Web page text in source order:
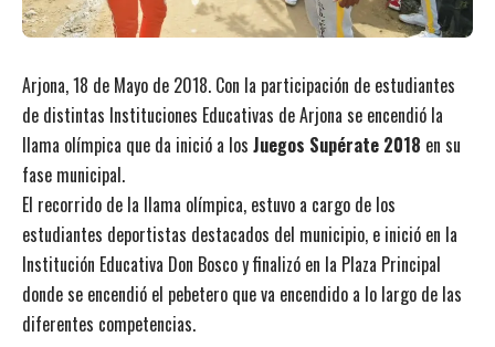
Arjona, 18 de Mayo de 2018. Con la participación de estudiantes
de distintas Instituciones Educativas de Arjona se encendió la
llama olímpica que da inició a los Juegos Supérate 2018 en su
fase municipal.
El recorrido de la llama olímpica, estuvo a cargo de los
estudiantes deportistas destacados del municipio, e inició en la
Institución Educativa Don Bosco y finalizó en la Plaza Principal
donde se encendió el pebetero que va encendido a lo largo de las
diferentes competencias.